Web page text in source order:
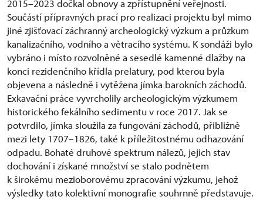
2015–2023 dočkal obnovy a zpřístupnění veřejnosti.
Součástí přípravných prací pro realizaci projektu byl mimo
jiné zjišťovací záchranný archeologický výzkum a průzkum
kanalizačního, vodního a větracího systému. K sondáži bylo
vybráno i místo rozvolněné a sesedlé kamenné dlažby na
konci rezidenčního křídla prelatury, pod kterou byla
objevena a následně i vytěžena jímka barokních záchodů.
Exkavační práce vyvrcholily archeologickým výzkumem
historického fekálního sedimentu v roce 2017. Jak se
potvrdilo, jímka sloužila za fungování záchodů, přibližně
mezi lety 1707–1826, také k příležitostnému odhazování
odpadu. Bohaté druhové spektrum nálezů, jejich stav
dochování i získané množství se stalo podnětem
k širokému mezioborovému zpracování výzkumu, jehož
výsledky tato kolektivní monografie souhrnně představuje.